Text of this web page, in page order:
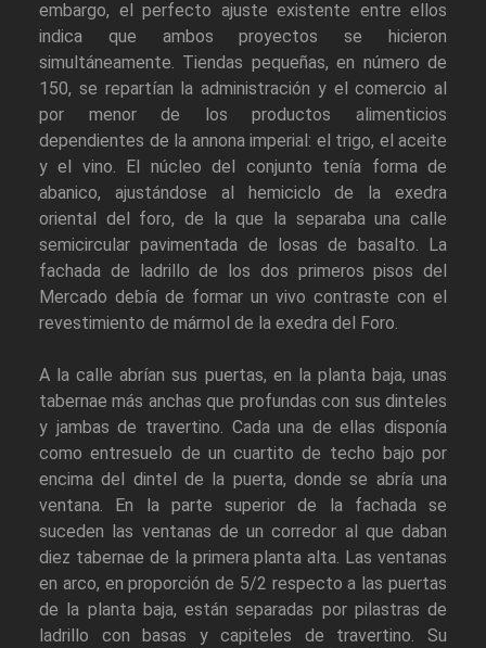
embargo, el perfecto ajuste existente entre ellos
indica que ambos proyectos se hicieron
simultáneamente. Tiendas pequeñas, en número de
150, se repartían la administración y el comercio al
por menor de los productos alimenticios
dependientes de la annona imperial: el trigo, el aceite
y el vino. El núcleo del conjunto tenía forma de
abanico, ajustándose al hemiciclo de la exedra
oriental del foro, de la que la separaba una calle
semicircular pavimentada de losas de basalto. La
fachada de ladrillo de los dos primeros pisos del
Mercado debía de formar un vivo contraste con el
revestimiento de mármol de la exedra del Foro.
A la calle abrían sus puertas, en la planta baja, unas
tabernae más anchas que profundas con sus dinteles
y jambas de travertino. Cada una de ellas disponía
como entresuelo de un cuartito de techo bajo por
encima del dintel de la puerta, donde se abría una
ventana. En la parte superior de la fachada se
suceden las ventanas de un corredor al que daban
diez tabernae de la primera planta alta. Las ventanas
en arco, en proporción de 5/2 respecto a las puertas
de la planta baja, están separadas por pilastras de
ladrillo con basas y capiteles de travertino. Su